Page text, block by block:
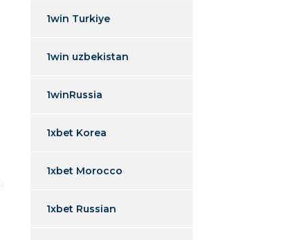
1win Turkiye
1win uzbekistan
1winRussia
1xbet Korea
1xbet Morocco
1xbet Russian